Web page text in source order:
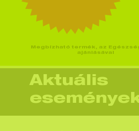
Megbízható termék, az
ajánlásával
Aktuális